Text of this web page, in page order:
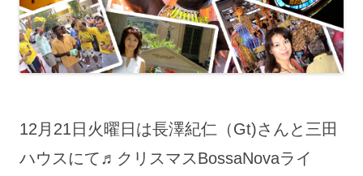
12月21日火曜日は長澤紀仁（Gt)さんと三田
ハウスにて♬クリスマスBossaNovaライ